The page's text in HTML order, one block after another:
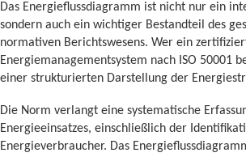
Das Energieflussdiagramm ist nicht nur ein
sondern auch ein wichtiger Bestandteil des
normativen Berichtswesens. Wer ein
Energiemanagementsystem nach ISO 50001
einer strukturierten Darstellung der
Die Norm verlangt eine systematische
Energieeinsatzes, einschließlich der
Energieverbraucher. Das